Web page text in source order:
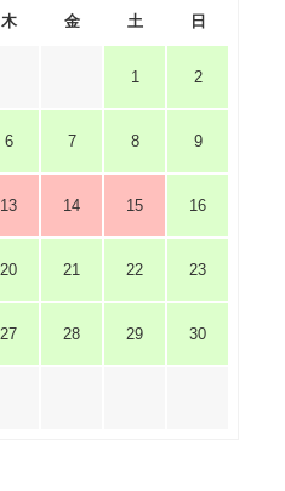
木 金 土 日
1 2
6 7 8 9
13 14 15 16
20 21 22 23
27 28 29 30